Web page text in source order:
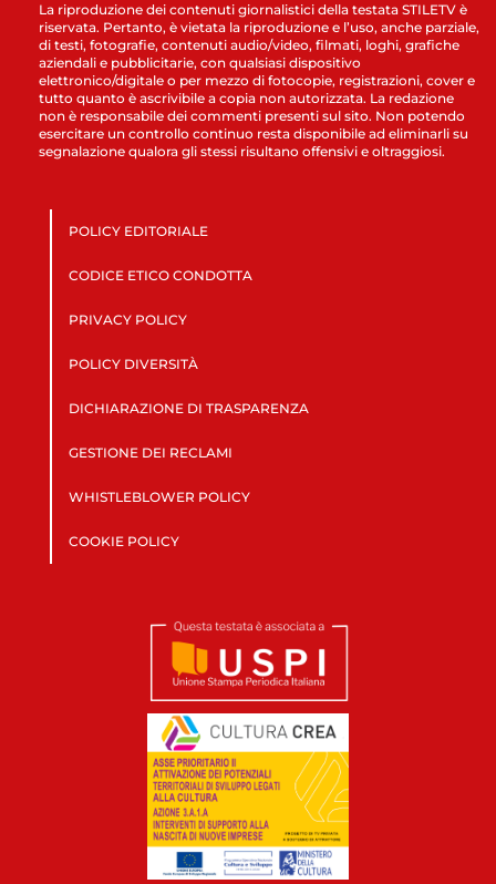
La riproduzione dei contenuti giornalistici della testata STILETV è
riservata. Pertanto, è vietata la riproduzione e l’uso, anche parziale,
di testi, fotografie, contenuti audio/video, filmati, loghi, grafiche
aziendali e pubblicitarie, con qualsiasi dispositivo
elettronico/digitale o per mezzo di fotocopie, registrazioni, cover e
tutto quanto è ascrivibile a copia non autorizzata. La redazione
non è responsabile dei commenti presenti sul sito. Non potendo
esercitare un controllo continuo resta disponibile ad eliminarli su
segnalazione qualora gli stessi risultano offensivi e oltraggiosi.
POLICY EDITORIALE
CODICE ETICO CONDOTTA
PRIVACY POLICY
POLICY DIVERSITÀ
DICHIARAZIONE DI TRASPARENZA
GESTIONE DEI RECLAMI
WHISTLEBLOWER POLICY
COOKIE POLICY